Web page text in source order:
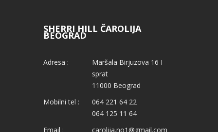
SHERRI HILL ČAROLIJA
BEOGRAD
Adresa :
Maršala Birjuzova 16 I
sprat
11000 Beograd
Mobilni tel :
064 221 64 22
064 125 11 64
Email :
carolija.no1@gmail.com